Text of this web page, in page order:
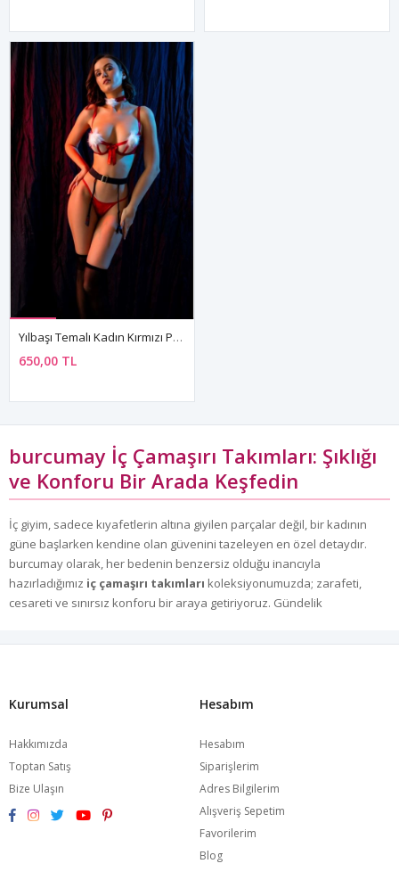
Yılbaşı Temalı Kadın Kırmızı Ponponlu String Jartiyer İç Çamaşırı Takımı
650,00 TL
burcumay İç Çamaşırı Takımları: Şıklığı
ve Konforu Bir Arada Keşfedin
İç giyim, sadece kıyafetlerin altına giyilen parçalar değil, bir kadının
güne başlarken kendine olan güvenini tazeleyen en özel detaydır.
burcumay olarak, her bedenin benzersiz olduğu inancıyla
hazırladığımız iç çamaşırı takımları koleksiyonumuzda; zarafeti,
cesareti ve sınırsız konforu bir araya getiriyoruz. Gündelik
için tasarlanan modellerimizle, içsel güzelliğinizi dışa yansıtın.
Dantel Detaylarla Romantizmin Zirvesi
Klasiklerden vazgeçemeyenler için dantelli iç çamaşırı takımları
hazırlanan dantel detayları, cildinizi tahriş etmeyen yumuşak
dokusuyla birleşerek gün boyu süren bir konfor sunar. Feminen
hatlarınızı nazikçe vurgulayan bu modeller, zarafeti romantik bir
dokunuşla birleştirmek isteyen kadınların ilk tercihi.
Kurumsal
Hakkımızda
Toptan Satış
Bize Ulaşın
Hesabım
Hesabım
Siparişlerim
Adres Bilgilerim
Alışveriş Sepetim
Favorilerim
Blog